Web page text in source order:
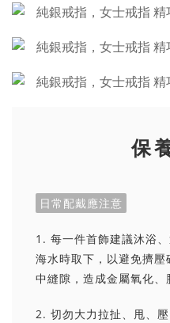
保
日常配戴應注意
1. 每一件首飾建議沐浴
海水時取下，以避免擠
中縫隙，造成金屬氧化、
2. 切勿大力拉扯、甩、